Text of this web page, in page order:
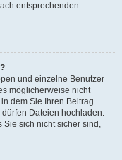
entsprechenden
und einzelne Benutzer
möglicherweise nicht
dem Sie Ihren Beitrag
Dateien hochladen.
Sie sich nicht sicher sind,